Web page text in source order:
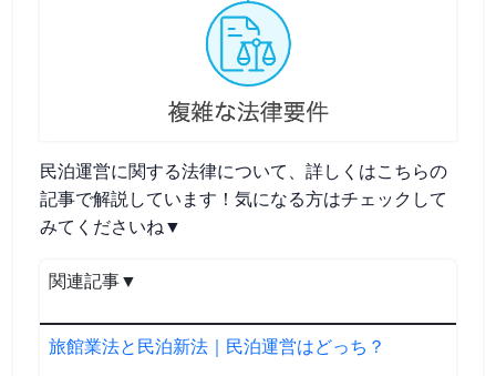
民泊運営に関する法律について、詳しくはこちらの
記事で解説しています！気になる方はチェックして
みてくださいね▼
関連記事▼
旅館業法と民泊新法｜民泊運営はどっち？